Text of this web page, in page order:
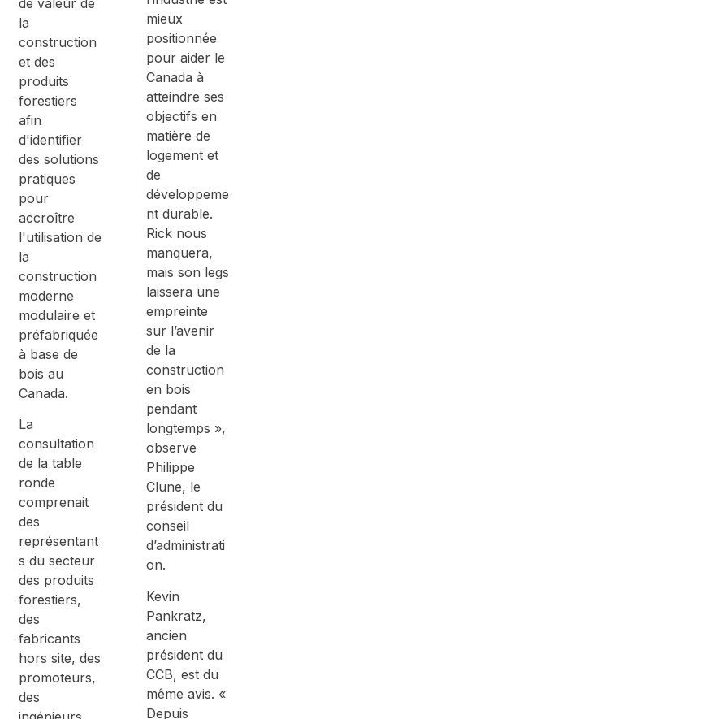
la
construction
et des
produits
forestiers
afin
d'identifier
des solutions
pratiques
pour
accroître
l'utilisation de
la
construction
moderne
modulaire et
préfabriquée
à base de
bois au
Canada.
La
consultation
de la table
ronde
comprenait
des
représentant
s du secteur
des produits
forestiers,
des
fabricants
hors site, des
promoteurs,
des
mieux
positionnée
pour aider le
Canada à
atteindre ses
objectifs en
matière de
logement et
de
développeme
nt durable.
Rick nous
manquera,
mais son legs
laissera une
empreinte
sur l’avenir
de la
construction
en bois
pendant
longtemps »,
observe
Philippe
Clune, le
président du
conseil
d’administrati
on.
Kevin
Pankratz,
ancien
président du
CCB, est du
même avis. «
Depuis